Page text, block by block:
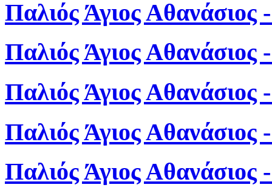
Παλιός Άγιος Αθανάσιος
Παλιός Άγιος Αθανάσιος
Παλιός Άγιος Αθανάσιος
Παλιός Άγιος
Παλιός Άγιος